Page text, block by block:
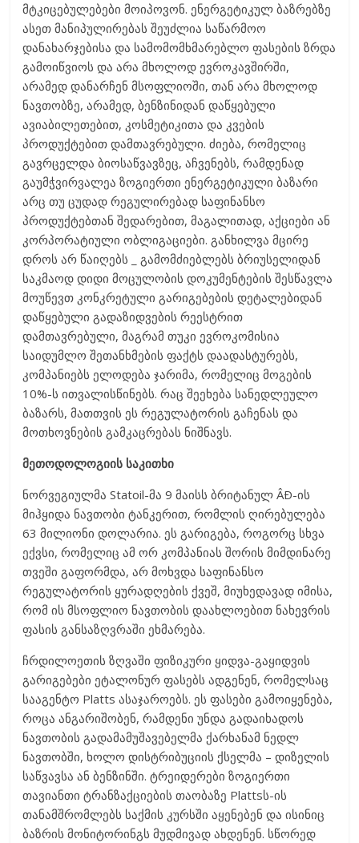
მტკიცებულებები მოიპოვონ. ენერგეტიკულ ბაზრებზე
ასეთ მანიპულირებას შეუძლია საწარმოო
დანახარჯებისა და სამომომხმარებლო ფასების ზრდა
გამოიწვიოს და არა მხოლოდ ევროკავშირში,
არამედ დანარჩენ მსოფლიოში, თან არა მხოლოდ
ნავთობზე, არამედ, ბენზინიდან დაწყებული
ავიაბილეთებით, კოსმეტიკითა და კვების
პროდუქტებით დამთავრებული. ძიება, რომელიც
გავრცელდა ბიოსაწვავზეც, აჩვენებს, რამდენად
გაუმჭვირვალეა ზოგიერთი ენერგეტიკული ბაზარი
არც თუ ცუდად რეგულირებად საფინანსო
პროდუქტებთან შედარებით, მაგალითად, აქციები ან
კორპორატიული ობლიგაციები. განხილვა მცირე
დროს არ წაიღებს _ გამომძიებლებს ბრიუსელიდან
საკმაოდ დიდი მოცულობის დოკუმენტების შესწავლა
მოუწევთ კონკრეტული გარიგებების დეტალებიდან
დაწყებული გადაზიდვების რეესტრით
დამთავრებული, მაგრამ თუკი ევროკომისია
საიდუმლო შეთანხმების ფაქტს დაადასტურებს,
კომპანიებს ელოდება ჯარიმა, რომელიც მოგების
10%-ს ითვალისწინებს. რაც შეეხება სანედლეულო
ბაზარს, მათთვის ეს რეგულატორის გაჩენას და
მოთხოვნების გამკაცრებას ნიშნავს.
მეთოდოლოგიის საკითხი
ნორვეგიულმა Statoil-მა 9 მაისს ბრიტანულ ÂÐ-ის
მიჰყიდა ნავთობი ტანკერით, რომლის ღირებულება
63 მილიონი დოლარია. ეს გარიგება, როგორც სხვა
ექვსი, რომელიც ამ ორ კომპანიას შორის მიმდინარე
თვეში გაფორმდა, არ მოხვდა საფინანსო
რეგულატორის ყურადღების ქვეშ, მიუხედავად იმისა,
რომ ის მსოფლიო ნავთობის დაახლოებით ნახევრის
ფასის განსაზღვრაში ეხმარება.
ჩრდილოეთის ზღვაში ფიზიკური ყიდვა-გაყიდვის
გარიგებები ეტალონურ ფასებს ადგენენ, რომელსაც
სააგენტო Platts ასაჯაროებს. ეს ფასები გამოიყენება,
როცა ანგარიშობენ, რამდენი უნდა გადაიხადოს
ნავთობის გადამამუშავებელმა ქარხანამ ნედლ
ნავთობში, ხოლო დისტრიბუციის ქსელმა – დიზელის
საწვავსა ან ბენზინში. ტრეიდერები ზოგიერთი
თავიანთი ტრანზაქციების თაობაზე Plattsს-ის
თანამშრომლებს საქმის კურსში აყენებენ და ისინიც
ბაზრის მონიტორინგს მუდმივად ახდენენ. სწორედ